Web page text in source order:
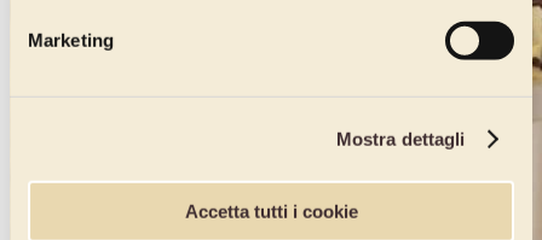
Marketing
Mostra dettagli
Accetta tutti i cookie